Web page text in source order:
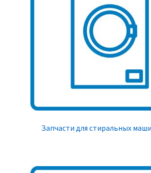
Запчасти для стиральных